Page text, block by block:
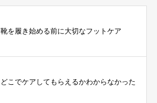
靴を履き始める前に大切なフットケア
どこでケアしてもらえるかわからなかった